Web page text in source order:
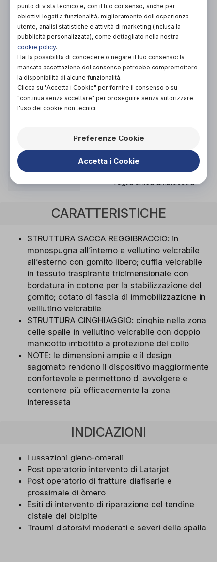
Organizza prova in negozio
Scarica il coupon
L'acquisto in negozio è raccomandato per
Vieni in negozio!
Taglia unica ambidestra
CARATTERISTICHE
STRUTTURA SACCA REGGIBRACCIO: in
monospugna all’interno e vellutino velcrabile
all’esterno con gomito libero; cuffia velcrabile
in tessuto traspirante tridimensionale con
bordatura in cotone per la stabilizzazione del
gomito; dotato di fascia di immobilizzazione in
velllutino velcrabile
STRUTTURA CINGHIAGGIO: cinghie nella zona
delle spalle in vellutino velcrabile con doppio
manicotto imbottito a protezione del collo
NOTE: le dimensioni ampie e il design
sagomato rendono il dispositivo maggiormente
confortevole e permettono di avvolgere e
contenere più efficacemente la zona
interessata
INDICAZIONI
Lussazioni gleno-omerali
Post operatorio intervento di Latarjet
Post operatorio di fratture diafisarie e
prossimale di òmero
Esiti di intervento di riparazione del tendine
distale del bicipite
Traumi distorsivi moderati e severi della spalla
punto di vista tecnico e, con il tuo consenso, anche per
obiettivi legati a funzionalità, miglioramento dell'esperienza
utente, analisi statistiche e attività di marketing (inclusa la
pubblicità personalizzata), come dettagliato nella nostra
cookie policy.
Hai la possibilità di concedere o negare il tuo consenso: la
mancata accettazione del consenso potrebbe compromettere
la disponibilità di alcune funzionalità.
Clicca su "Accetta i Cookie" per fornire il consenso o su
"continua senza accettare" per proseguire senza autorizzare
l'uso dei cookie non tecnici.
Preferenze Cookie
Accetta i Cookie